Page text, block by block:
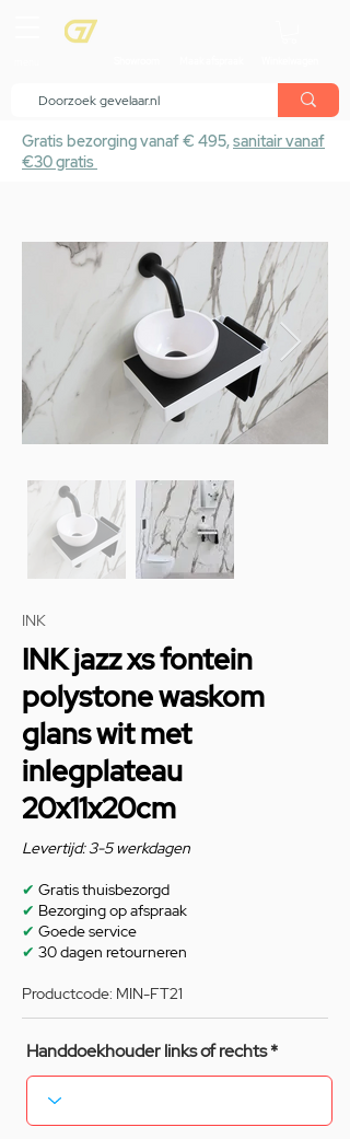
Gratis bezorging vanaf € 495,sanitair vanaf
€30 gratis
INK
INK jazz xs fontein
polystone waskom
glans wit met
inlegplateau
20x11x20cm
Levertijd: 3-5 werkdagen
✔ Gratis thuisbezorgd
✔ Bezorging op afspraak
✔ Goede service
✔ 30 dagen retourneren
Productcode: MIN-FT21
Handdoekhouder links of rechts